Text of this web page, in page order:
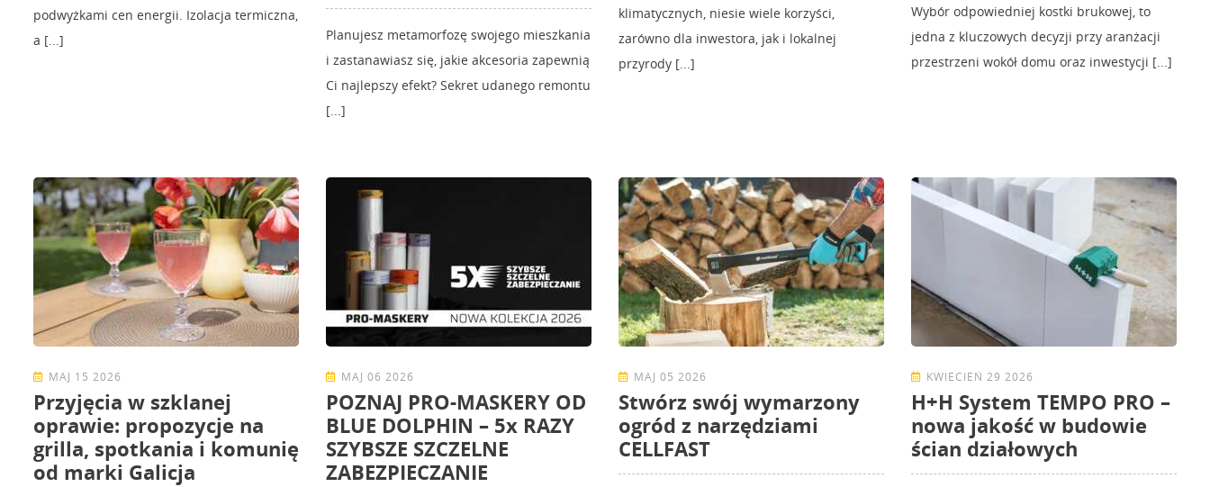
podwyżkami cen energii. Izolacja termiczna,
a [...]
Planujesz metamorfozę swojego mieszkania
i zastanawiasz się, jakie akcesoria zapewnią
Ci najlepszy efekt? Sekret udanego remontu
[...]
klimatycznych, niesie wiele korzyści,
zarówno dla inwestora, jak i lokalnej
przyrody [...]
Wybór odpowiedniej kostki brukowej, to
jedna z kluczowych decyzji przy aranżacji
przestrzeni wokół domu oraz inwestycji [...]
MAJ 15 2026
Przyjęcia w szklanej
oprawie: propozycje na
grilla, spotkania i komunię
od marki Galicja
MAJ 06 2026
POZNAJ PRO-MASKERY OD
BLUE DOLPHIN – 5x RAZY
SZYBSZE SZCZELNE
ZABEZPIECZANIE
MAJ 05 2026
Stwórz swój wymarzony
ogród z narzędziami
CELLFAST
KWIECIEŃ 29 2026
H+H System TEMPO PRO –
nowa jakość w budowie
ścian działowych